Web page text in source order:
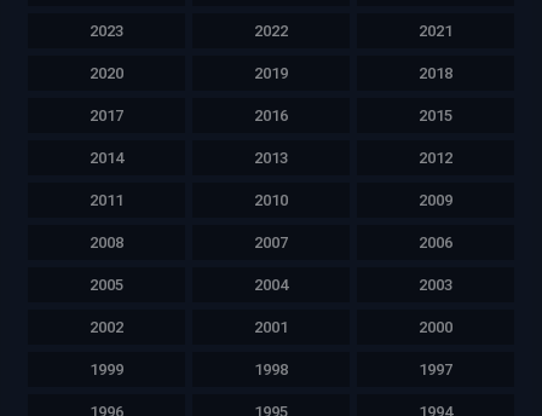
2023 2022 2021
2020 2019 2018
2017 2016 2015
2014 2013 2012
2011 2010 2009
2008 2007 2006
2005 2004 2003
2002 2001 2000
1999 1998 1997
1996 1995 1994